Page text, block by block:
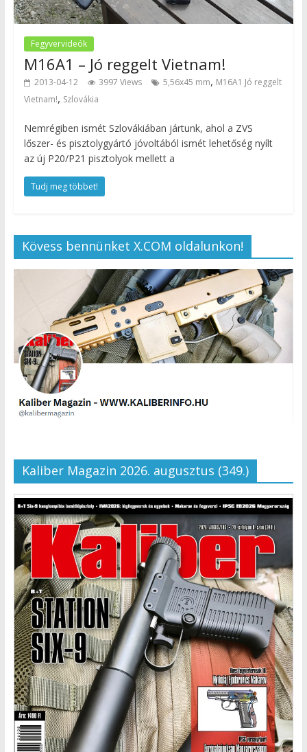
Fegyvervideók
M16A1 – Jó reggelt Vietnam!
2013-04-12 3997 Views 5,56x45 mm, M16A1 Jó reggelt
Vietnam!, Szlovákia
Nemrégiben ismét Szlovákiában jártunk, ahol a ZVS
lőszer- és pisztolygyártó jóvoltából ismét lehetőség nyílt
az új P20/P21 pisztolyok mellett a
Tudj meg többet!
Kövess bennünket X.COM oldalunkon!
Kaliber Magazin 2026. augusztus (349.)